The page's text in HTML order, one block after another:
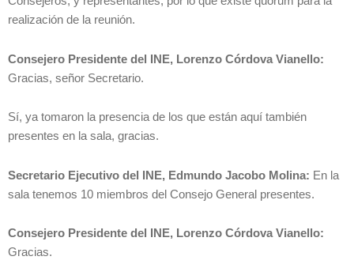
realización de la reunión.
Consejero Presidente del INE, Lorenzo Córdova Vianello:
Gracias, señor Secretario.
Sí, ya tomaron la presencia de los que están aquí también
presentes en la sala, gracias.
Secretario Ejecutivo del INE, Edmundo Jacobo Molina: En la
sala tenemos 10 miembros del Consejo General presentes.
Consejero Presidente del INE, Lorenzo Córdova Vianello:
Gracias.